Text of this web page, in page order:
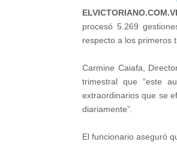
procesó 5.269
respecto a los primeros
Carmine Caiafa,
trimestral que “este
extraordinarios que se
diariamente”.
El funcionario aseguró